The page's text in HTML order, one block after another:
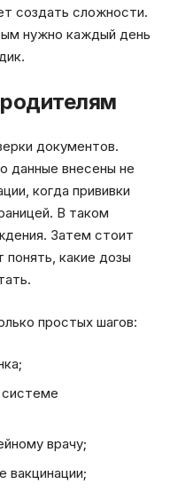
создать сложности.
нужно каждый день
документов.
данные внесены не
когда прививки
В таком
Затем стоит
какие дозы
простых шагов:
системе
врачу;
вакцинации;